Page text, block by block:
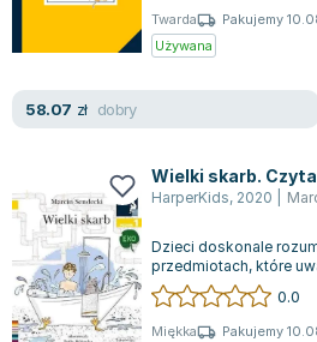
Repetytoria, testy i materiały
Agatha Christie
Witold Gadowski
Marcin Kowalczyk
Joanna Jabłczyńska
Piotr Kościelny
Jan Piński
Zygmunt Freud
Agata Passent
Michel Moran
Twarda
Pakujemy
Używana
58.07 zł dobry
Wielki skarb.
HarperKids, 2020
Dzieci doskonale
przedmiotach, które
takich jak umiłowana
0.0
Miękka
Pakujemy